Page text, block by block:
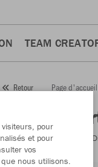
TEAM
Retour Page d'accueil
Numéro d’article: -
pour
et pour
vos
nous utilisons.